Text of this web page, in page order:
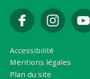
Accessibilité
Mentions légales
Plan du site